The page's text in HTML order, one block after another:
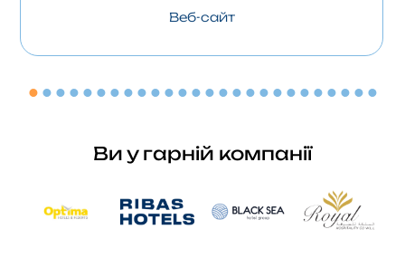
Веб-сайт
Ви у гарній компанії